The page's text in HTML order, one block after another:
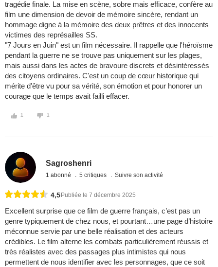
tragédie finale. La mise en scène, sobre mais efficace, confère au
film une dimension de devoir de mémoire sincère, rendant un
hommage digne à la mémoire des deux prêtres et des innocents
victimes des représailles SS.
"7 Jours en Juin" est un film nécessaire. Il rappelle que l'héroïsme
pendant la guerre ne se trouve pas uniquement sur les plages,
mais aussi dans les actes de bravoure discrets et désintéressés
des citoyens ordinaires. C'est un coup de cœur historique qui
mérite d'être vu pour sa vérité, son émotion et pour honorer un
courage que le temps avait failli effacer.
1 1
Sagroshenri
1 abonné 5 critiques Suivre son activité
4,5 Publiée le 7 décembre 2025
Excellent surprise que ce film de guerre français, c’est pas un
genre typiquement de chez nous, et pourtant…une page d’histoire
méconnue servie par une belle réalisation et des acteurs
crédibles. Le film alterne les combats particulièrement réussis et
très réalistes avec des passages plus intimistes qui nous
permettent de nous identifier avec les personnages, que ce soit